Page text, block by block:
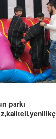
parkı